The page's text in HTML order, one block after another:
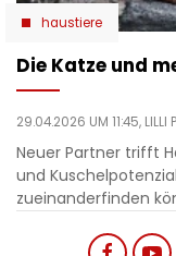
haustiere
Die Katze und
29.04.2026 UM 11:45, LILLI
Neuer Partner trifft
und
zueinanderfinden